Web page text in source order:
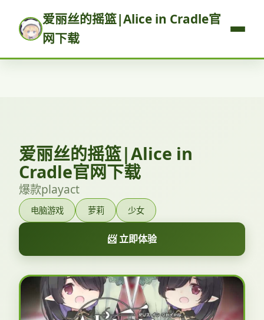
爱丽丝的摇篮|Alice in Cradle官
网下载
爱丽丝的摇篮|Alice in
Cradle官网下载
爆款playact
电脑游戏 萝莉 少女
📨 立即体验